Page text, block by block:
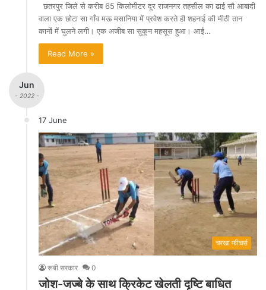
छतरपुर जिले से करीब 65 किलोमीटर दूर राजनगर तहसील का ढाई सौ आबादी
वाला एक छोटा सा गाँव मऊ मसानिया में प्रवेश करते ही शहनाई की मीठी तान
कानों में घुलने लगी। एक अजीब सा सुकून महसूस हुआ। आई…
Read More »
Jun
- 2022 -
17 June
चरखा फीचर्स
रूबी सरकार 0
जोश-जज्बे के साथ क्रिकेट खेलती दृष्टि बाधित